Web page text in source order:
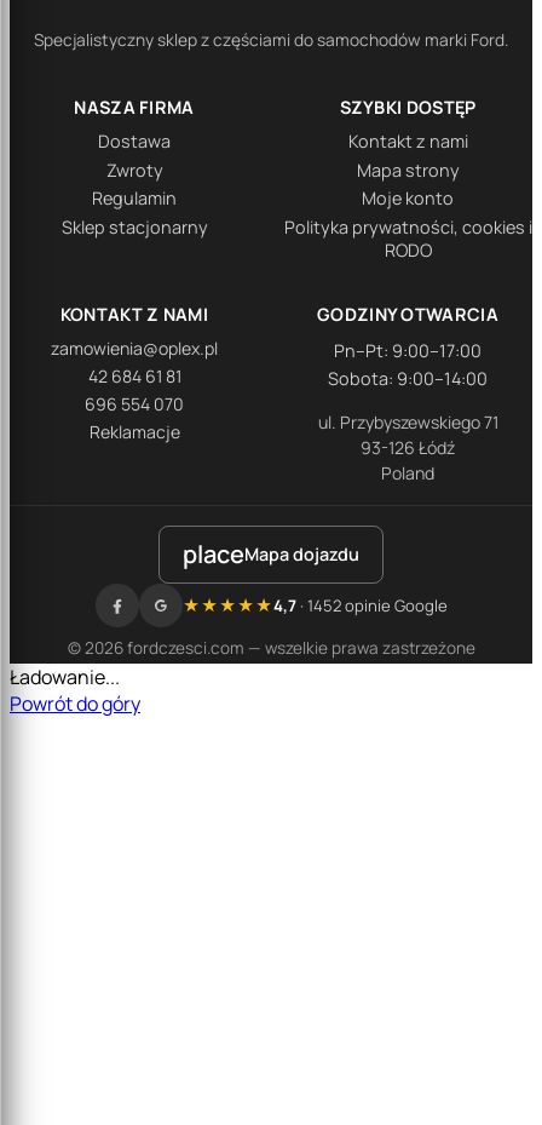
Specjalistyczny sklep z częściami do samochodów marki Ford.
NASZA FIRMA
Dostawa
Zwroty
Regulamin
Sklep stacjonarny
SZYBKI DOSTĘP
Kontakt z nami
Mapa strony
Moje konto
Polityka prywatności, cookies i
RODO
KONTAKT Z NAMI
zamowienia@oplex.pl
42 684 61 81
696 554 070
Reklamacje
GODZINY OTWARCIA
Pn–Pt: 9:00–17:00
Sobota: 9:00–14:00
ul. Przybyszewskiego 71
93-126 Łódź
Poland
placeMapa dojazdu
© 2026 fordczesci.com — wszelkie prawa zastrzeżone
★★★★★4,7· 1452 opinie Google
Ładowanie...
Powrót do góry